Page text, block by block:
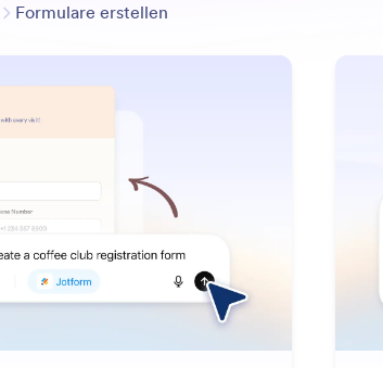
Formulare erstellen
Mehr erfahren : Describe Your Form